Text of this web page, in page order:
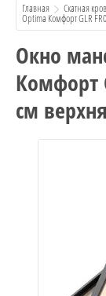
Главная Скатная
Optima Комфорт GLR
Окно
Комфорт
см